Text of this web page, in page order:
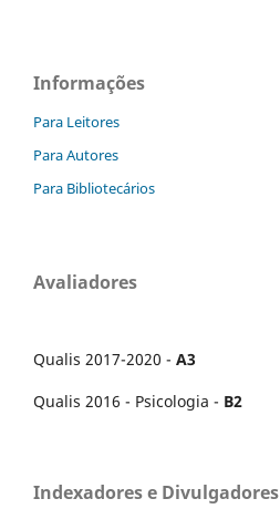
Informações
Para Leitores
Para Autores
Para Bibliotecários
Avaliadores
Qualis 2017-2020 - A3
Qualis 2016 - Psicologia - B2
Indexadores e Divulgadores